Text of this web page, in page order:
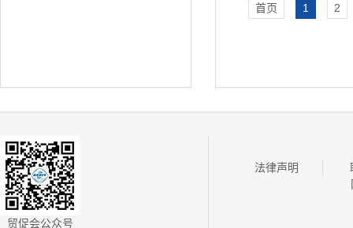
首页 1 2
贸促会公众号
法律声明